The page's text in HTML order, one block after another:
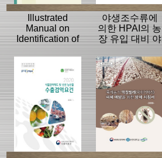
Illustrated
Manual on
Identification of
Fungi(2nd ed.)
야생조수류에
의한 HPAI의 농
장 유입 대비 야
법 매뉴얼